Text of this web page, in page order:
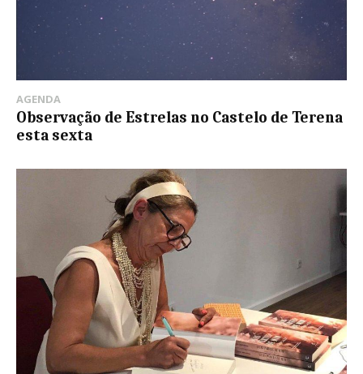
AGENDA
Observação de Estrelas no Castelo de Terena
esta sexta